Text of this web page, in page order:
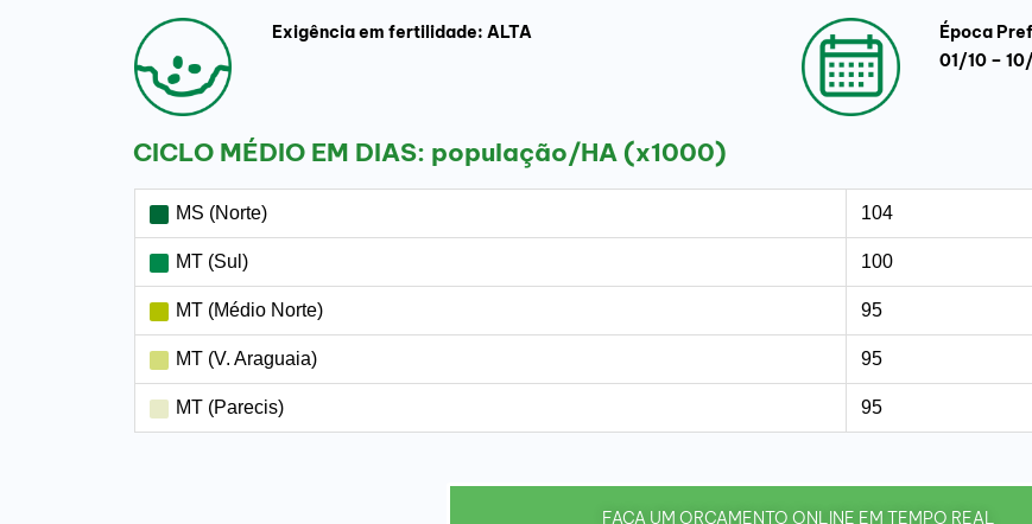
Exigência em fertilidade: ALTA
Época
01/10 – 10/
CICLO MÉDIO EM DIAS: população/HA (x1000)
MS (Norte) 104
MT (Sul) 100
MT (Médio Norte) 95
MT (V. Araguaia) 95
MT (Parecis) 95
FAÇA UM ORÇAMENTO ONLINE EM TEMPO REAL